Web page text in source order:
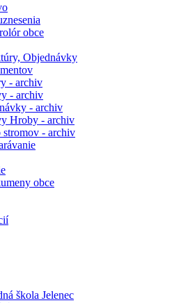
obce
Objednávky
- archiv
- archiv
- archiv
Hroby - archiv
- archiv
obce
škola Jelenec